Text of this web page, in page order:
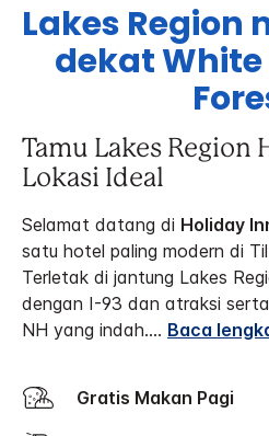
Lakes Region
dekat
Tamu Lakes
Lokasi Ideal
Selamat datang di Holiday
satu hotel paling modern di
Terletak di jantung Lakes
dengan I-93 dan atraksi
NH yang indah.... Baca
Gratis Makan Pagi